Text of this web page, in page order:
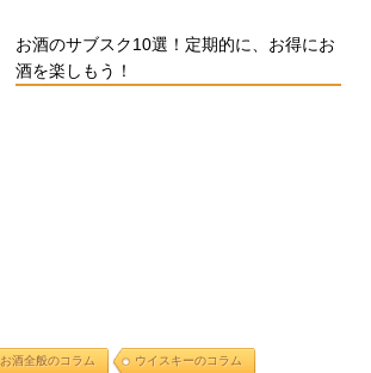
お酒のサブスク10選！定期的に、お得にお
酒を楽しもう！
お酒全般のコラム ウイスキーのコラム